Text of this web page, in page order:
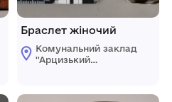
Браслет жіночий
Комунальний заклад
''Арцизький
Арцизької міської